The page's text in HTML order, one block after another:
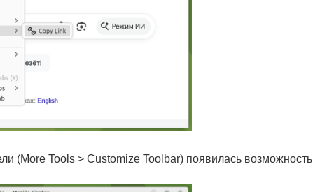
(More Tools > Customize Toolbar) появилась возможность